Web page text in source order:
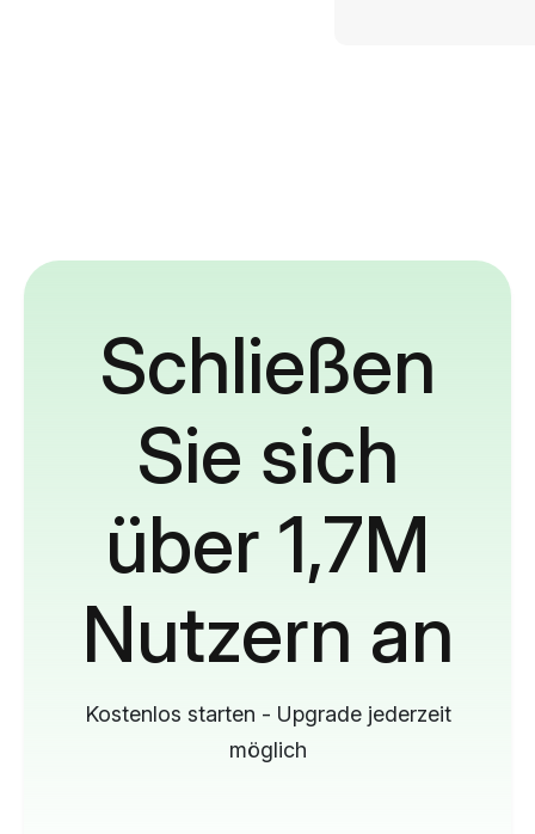
Schließen
Sie sich
über 1,7M
Nutzern an
Kostenlos starten - Upgrade jederzeit
möglich